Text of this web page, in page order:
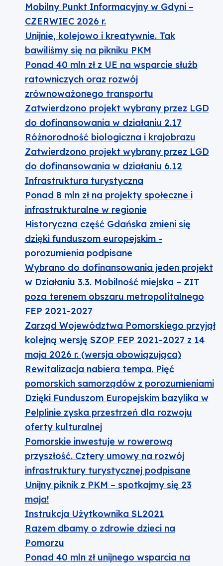
Mobilny Punkt Informacyjny w Gdyni –
CZERWIEC 2026 r.
Unijnie, kolejowo i kreatywnie. Tak
bawiliśmy się na pikniku PKM
Ponad 40 mln zł z UE na wsparcie służb
ratowniczych oraz rozwój
zrównoważonego transportu
Zatwierdzono projekt wybrany przez LGD
do dofinansowania w działaniu 2.17
Różnorodność biologiczna i krajobrazu
Zatwierdzono projekt wybrany przez LGD
do dofinansowania w działaniu 6.12
Infrastruktura turystyczna
Ponad 8 mln zł na projekty społeczne i
infrastrukturalne w regionie
Historyczna część Gdańska zmieni się
dzięki funduszom europejskim -
porozumienia podpisane
Wybrano do dofinansowania jeden projekt
w Działaniu 3.3. Mobilność miejska – ZIT
poza terenem obszaru metropolitalnego
FEP 2021-2027
Zarząd Województwa Pomorskiego przyjął
kolejną wersję SZOP FEP 2021-2027 z 14
maja 2026 r. (wersja obowiązująca)
Rewitalizacja nabiera tempa. Pięć
pomorskich samorządów z porozumieniami
Dzięki Funduszom Europejskim bazylika w
Pelplinie zyska przestrzeń dla rozwoju
oferty kulturalnej
Pomorskie inwestuje w rowerową
przyszłość. Cztery umowy na rozwój
infrastruktury turystycznej podpisane
Unijny piknik z PKM – spotkajmy się 23
maja!
Instrukcja Użytkownika SL2021
Razem dbamy o zdrowie dzieci na
Pomorzu
Ponad 40 mln zł unijnego wsparcia na